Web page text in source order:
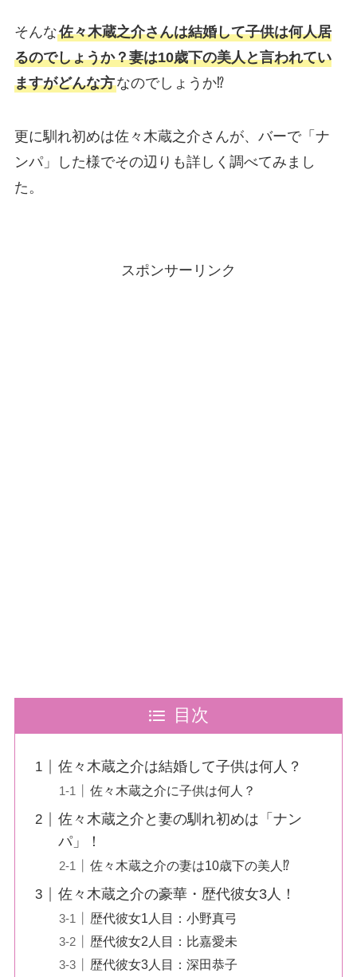
そんな佐々木蔵之介さんは結婚して子供は何人居
るのでしょうか？妻は10歳下の美人と言われてい
ますがどんな方なのでしょうか⁉
更に馴れ初めは佐々木蔵之介さんが、バーで「ナ
ンパ」した様でその辺りも詳しく調べてみまし
た。
スポンサーリンク
目次
佐々木蔵之介は結婚して子供は何人？
佐々木蔵之介に子供は何人？
佐々木蔵之介と妻の馴れ初めは「ナン
パ」！
佐々木蔵之介の妻は10歳下の美人⁉
佐々木蔵之介の豪華・歴代彼女3人！
歴代彼女1人目：小野真弓
歴代彼女2人目：比嘉愛未
歴代彼女3人目：深田恭子